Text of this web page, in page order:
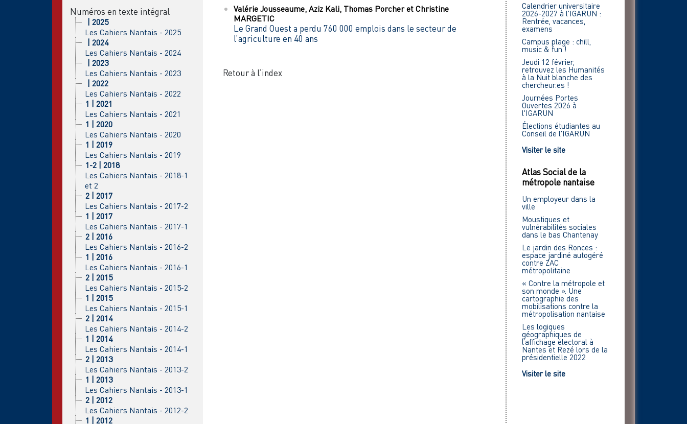
Numéros en texte intégral
| 2025
Les Cahiers Nantais - 2025
| 2024
Les Cahiers Nantais - 2024
| 2023
Les Cahiers Nantais - 2023
| 2022
Les Cahiers Nantais - 2022
1 | 2021
Les Cahiers Nantais - 2021
1 | 2020
Les Cahiers Nantais - 2020
1 | 2019
Les Cahiers Nantais - 2019
1-2 | 2018
Les Cahiers Nantais - 2018-1
et 2
2 | 2017
Les Cahiers Nantais - 2017-2
1 | 2017
Les Cahiers Nantais - 2017-1
2 | 2016
Les Cahiers Nantais - 2016-2
1 | 2016
Les Cahiers Nantais - 2016-1
2 | 2015
Les Cahiers Nantais - 2015-2
1 | 2015
Les Cahiers Nantais - 2015-1
2 | 2014
Les Cahiers Nantais - 2014-2
1 | 2014
Les Cahiers Nantais - 2014-1
2 | 2013
Les Cahiers Nantais - 2013-2
1 | 2013
Les Cahiers Nantais - 2013-1
2 | 2012
Les Cahiers Nantais - 2012-2
1 | 2012
Valérie Jousseaume, Aziz Kali, Thomas Porcheret Christine
MARGETIC
Le Grand Ouest a perdu 760 000 emplois dans le secteur de
l’agriculture en 40 ans
Retour à l’index
Calendrier universitaire
2026-2027 à l'IGARUN :
Rentrée, vacances,
examens
Campus plage : chill,
music & fun !
Jeudi 12 février,
retrouvez les Humanités
à la Nuit blanche des
chercheur.es !
Journées Portes
Ouvertes 2026 à
l'IGARUN
Élections étudiantes au
Conseil de l'IGARUN
Visiter le site
Atlas Social de la
métropole nantaise
Un employeur dans la
ville
Moustiques et
vulnérabilités sociales
dans le bas Chantenay
Le jardin des Ronces :
espace jardiné autogéré
contre ZAC
métropolitaine
« Contre la métropole et
son monde ». Une
cartographie des
mobilisations contre la
métropolisation nantaise
Les logiques
géographiques de
l’affichage électoral à
Nantes et Rezé lors de la
présidentielle 2022
Visiter le site